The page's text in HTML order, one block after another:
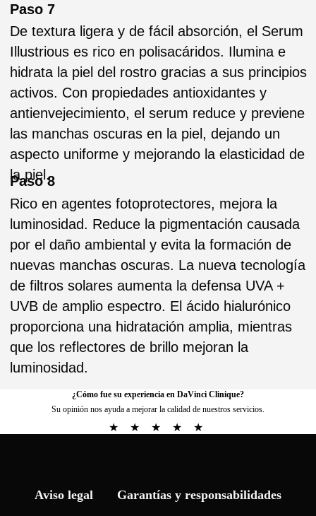
¿Cómo fue su experiencia en DaVinci Clinique?
Su opinión nos ayuda a mejorar la calidad de nuestros servicios.
★ ★ ★ ★ ★
Aviso legal Garantías y responsabilidades